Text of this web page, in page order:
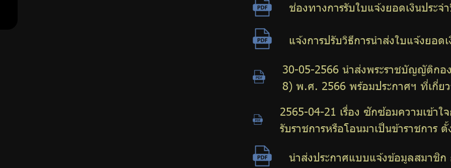
ช่องทางการรับใบแจ้งยอดเงินประจ
แจ้งการปรับวิธีการนำส่งใบแจ้งยอด
30-05-2566 นำส่งพระราชบัญญัติก
8) พ.ศ. 2566 พร้อมประกาศฯ ที่เกี่ย
2565-04-21 เรื่อง ซักซ้อมความเข้าใ
รับราชการหรือโอนมาเป็นข้าราชการ
นำส่งประกาศแบบแจ้งข้อมูลสมาชิก